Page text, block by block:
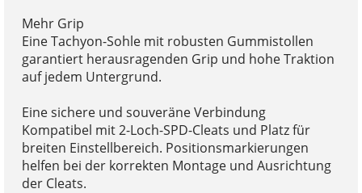
Mehr Grip
Eine Tachyon-Sohle mit robusten Gummistollen
garantiert herausragenden Grip und hohe Traktion
auf jedem Untergrund.
Eine sichere und souveräne Verbindung
Kompatibel mit 2-Loch-SPD-Cleats und Platz für
breiten Einstellbereich. Positionsmarkierungen
helfen bei der korrekten Montage und Ausrichtung
der Cleats.